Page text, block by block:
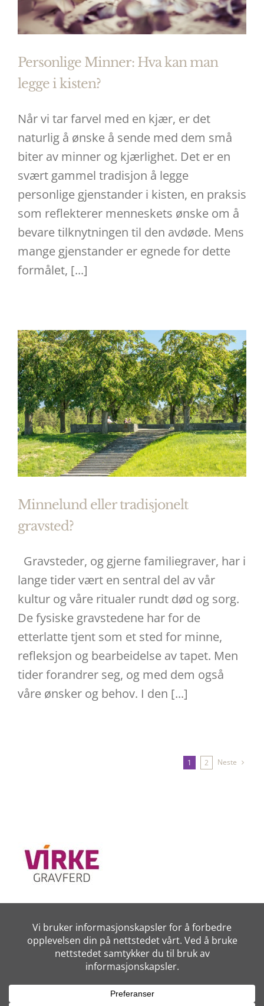
Personlige Minner: Hva kan man
legge i kisten?
Når vi tar farvel med en kjær, er det
naturlig å ønske å sende med dem små
biter av minner og kjærlighet. Det er en
svært gammel tradisjon å legge
personlige gjenstander i kisten, en praksis
som reflekterer menneskets ønske om å
bevare tilknytningen til den avdøde. Mens
mange gjenstander er egnede for dette
formålet, [...]
Minnelund eller tradisjonelt
gravsted?
Gravsteder, og gjerne familiegraver, har i
lange tider vært en sentral del av vår
kultur og våre ritualer rundt død og sorg.
De fysiske gravstedene har for de
etterlatte tjent som et sted for minne,
refleksjon og bearbeidelse av tapet. Men
tider forandrer seg, og med dem også
våre ønsker og behov. I den [...]
1 2 Neste
Vilkår for bruk